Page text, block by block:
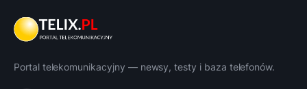
Portal telekomunikacyjny — newsy, testy i baza telefonów.